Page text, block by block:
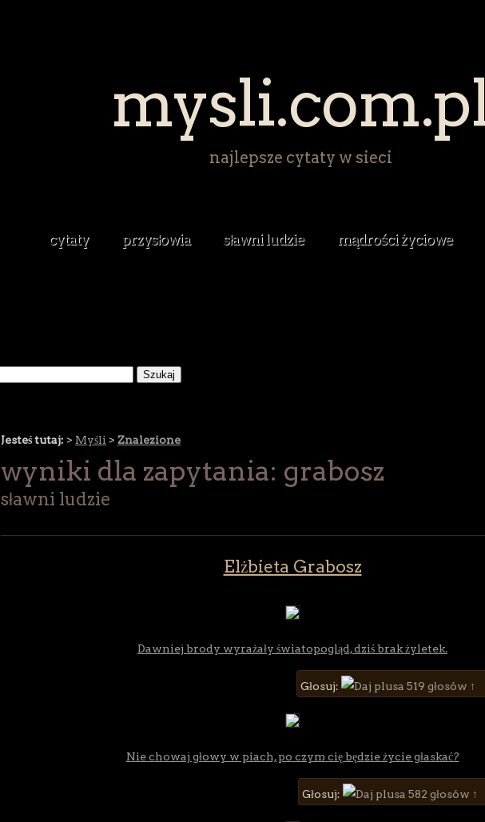
najlepsze cytaty w sieci
cytaty przysłowia sławni ludzie mądrości życiowe
Jesteś tutaj: > Myśli > Znalezione
wyniki dla zapytania: grabosz
sławni ludzie
Elżbieta Grabosz
Dawniej brody wyrażały światopogląd, dziś brak żyletek.
Głosuj: 519 głosów ↑
Nie chowaj głowy w piach, po czym cię będzie życie głaskać?
Głosuj: 582 głosów ↑